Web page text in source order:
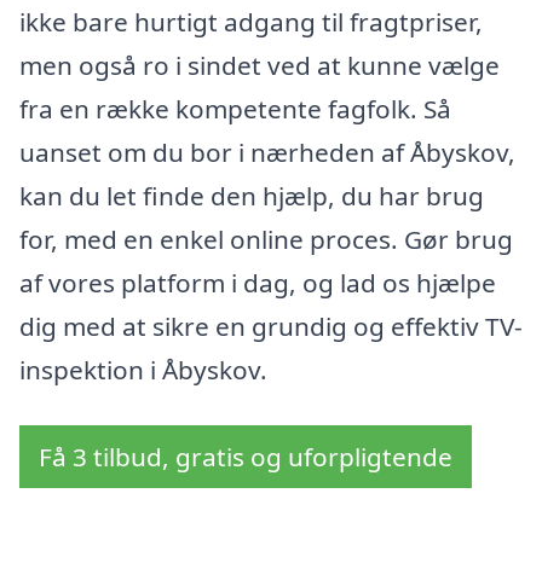
ikke bare hurtigt adgang til fragtpriser,
men også ro i sindet ved at kunne vælge
fra en række kompetente fagfolk. Så
uanset om du bor i nærheden af Åbyskov,
kan du let finde den hjælp, du har brug
for, med en enkel online proces. Gør brug
af vores platform i dag, og lad os hjælpe
dig med at sikre en grundig og effektiv TV-
inspektion i Åbyskov.
Få 3 tilbud, gratis og uforpligtende